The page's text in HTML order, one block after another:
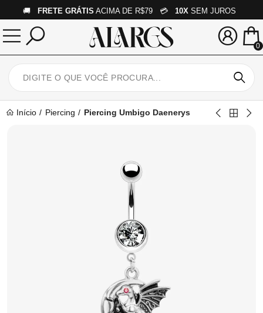
🚚 FRETE GRÁTIS ACIMA DE R$79 💳 10X SEM JUROS
0
Início Piercing Piercing Umbigo Daenerys